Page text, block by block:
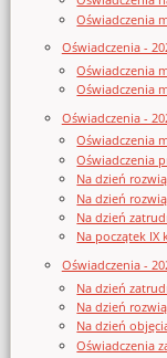
Oświadczenia
Oświadczenia -
Oświadczenia
Oświadczenia
Oświadczenia -
Oświadczenia
Oświadczenia
Na dzień
Na dzień
Na dzień
Na początek IX
Oświadczenia -
Na dzień
Na dzień
Na dzień
Oświadczenia